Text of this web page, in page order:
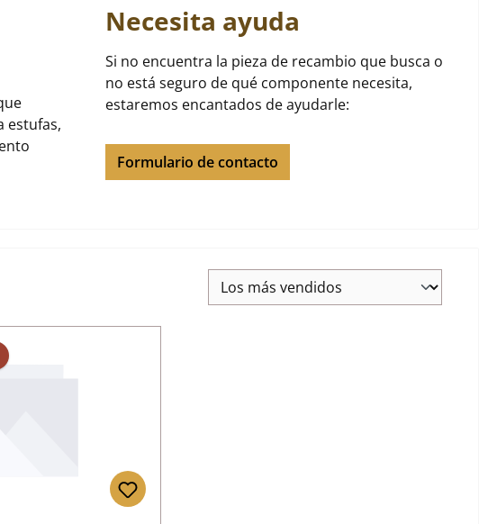
estufas,
Necesita ayuda
Si no encuentra la pieza de recambio que busca o
no está seguro de qué componente necesita,
estaremos encantados de ayudarle:
Formulario de contacto